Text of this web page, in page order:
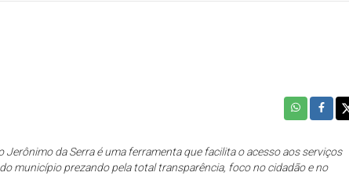
da Serra é uma ferramenta que facilita o acesso aos serviços
município prezando pela total transparência, foco no cidadão e no